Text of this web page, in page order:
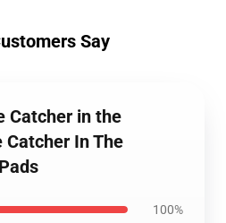
Say
Catcher in the
Catcher In The
100%